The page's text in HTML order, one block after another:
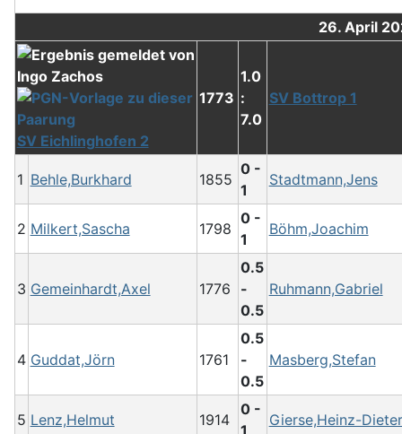
26. April
SV Eichlinghofen 2
1773
1.0
:
7.0
SV Bottrop 1
1 Behle,Burkhard 1855
0 -
1
Stadtmann,Jens
2 Milkert,Sascha 1798
0 -
1
Böhm,Joachim
3 Gemeinhardt,Axel 1776
0.5
-
0.5
Ruhmann,Gabriel
4 Guddat,Jörn 1761
0.5
-
0.5
Masberg,Stefan
5 Lenz,Helmut 1914
0 -
1
Gierse,Heinz-Dieter